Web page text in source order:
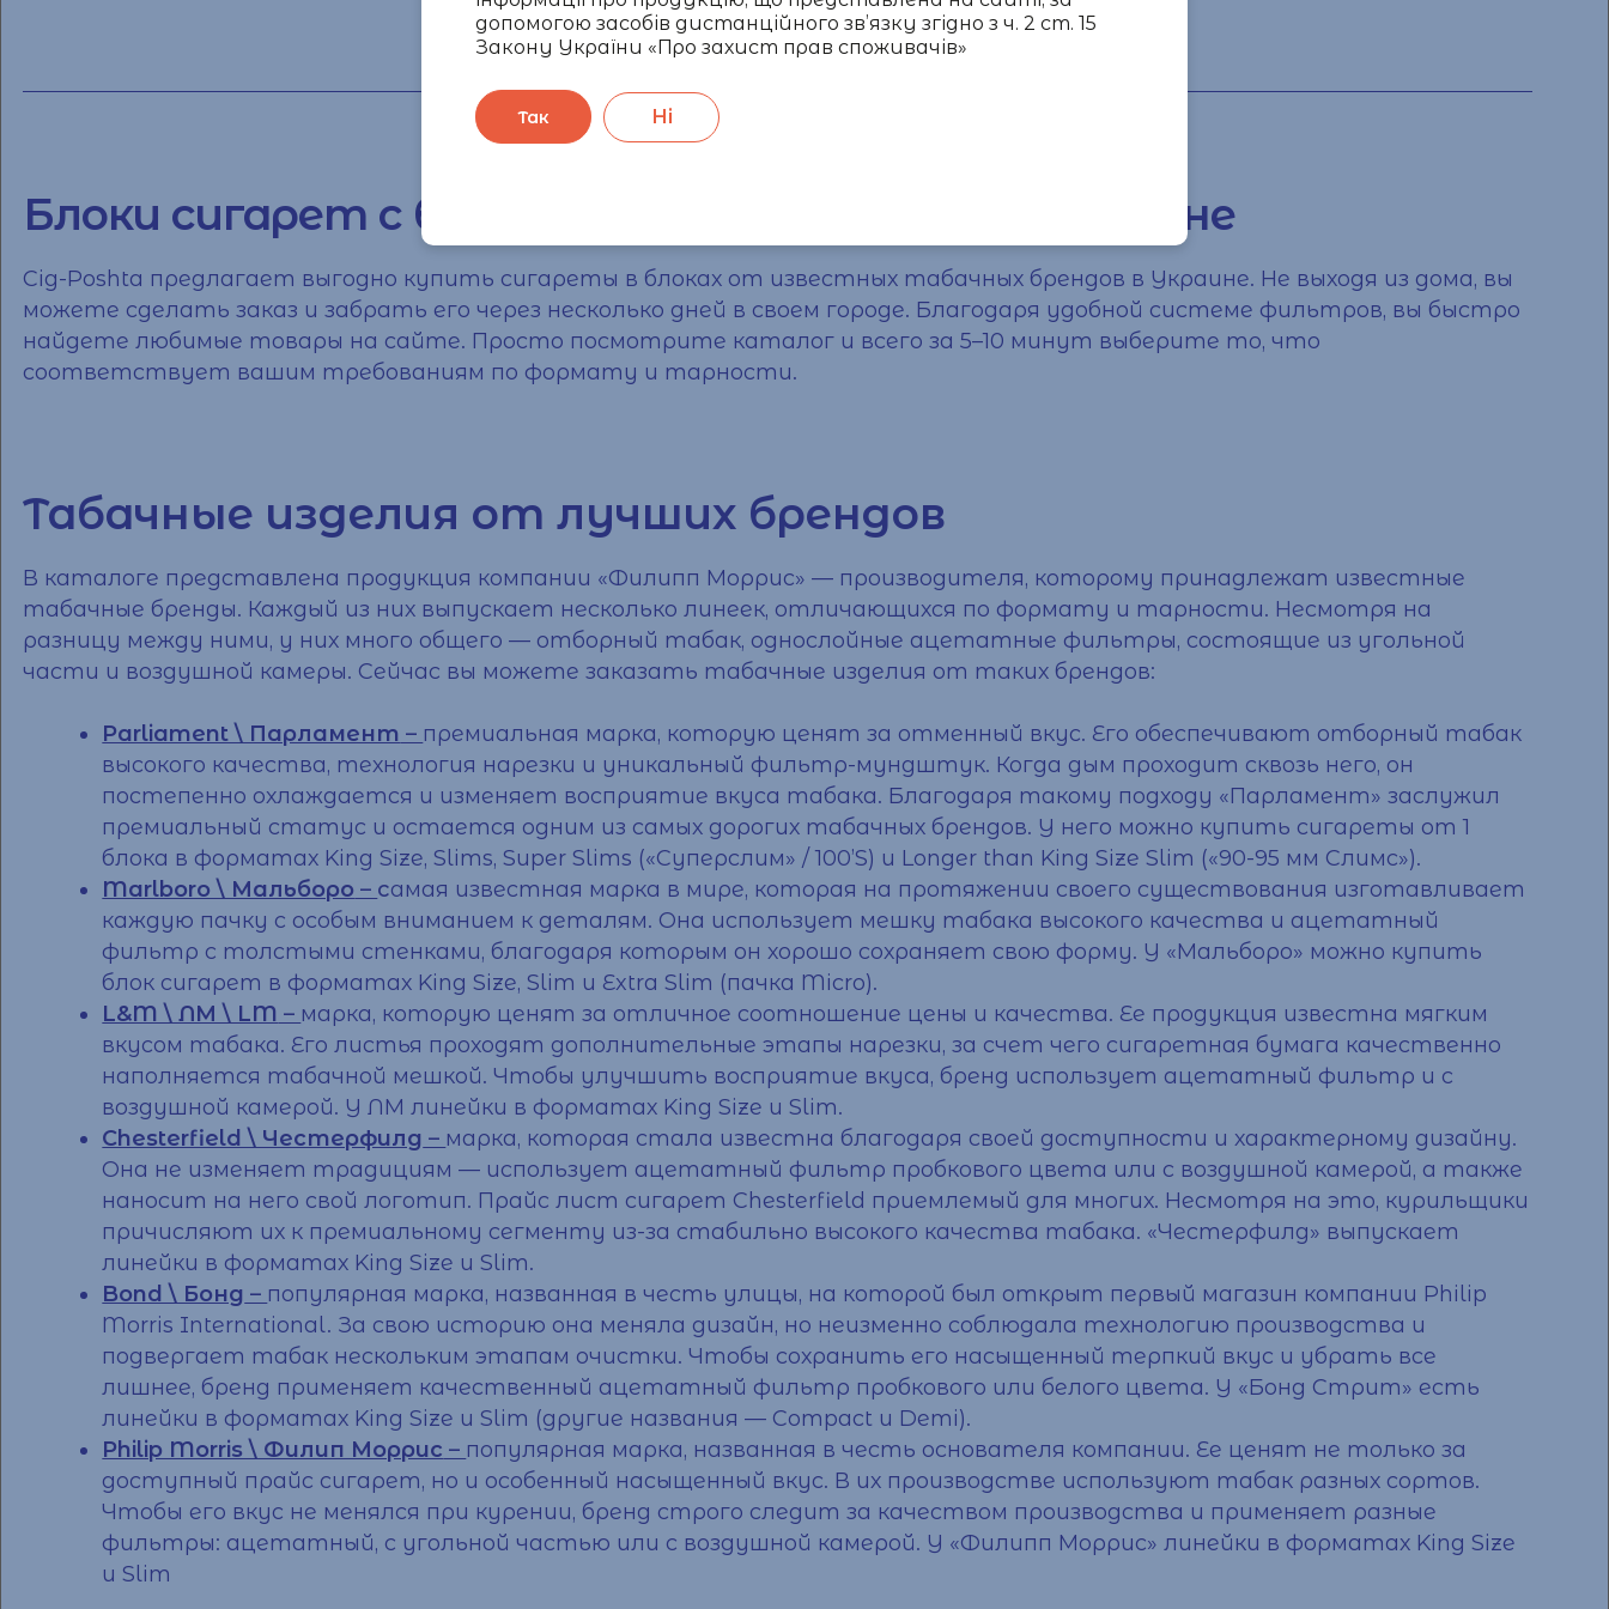
допомогою засобів дистанційного зв’язку згідно з ч. 2 ст. 15
Закону України «Про захист прав споживачів»
Так Ні
Блоки сигарет с бесплатной доставкой по Украине
Cig-Poshta предлагает выгодно купить сигареты в блоках от известных табачных брендов в Украине. Не выходя из дома, вы
можете сделатьзаказ и забрать его через несколько дней в своем городе. Благодаря удобной системе фильтров, вы быстро
найдете любимые товары на сайте. Просто посмотрите каталог и всего за 5–10 минут выберите то, что
соответствует вашим требованиям по формату и тарности.
Табачные изделия от лучших брендов
В каталоге представлена продукция компании «Филипп Моррис» — производителя, которому принадлежат известные
табачные бренды. Каждый из них выпускает несколько линеек, отличающихся по формату и тарности. Несмотря на
разницу между ними, у них много общего — отборный табак, однослойные ацетатные фильтры, состоящие из угольной
части и воздушной камеры. Сейчас вы можетезаказать табачные изделия от таких брендов:
Parliament \ Парламент – премиальная марка, которую ценят за отменный вкус. Его обеспечивают отборный табак
высокого качества, технология нарезки и уникальный фильтр-мундштук. Когда дым проходит сквозь него, он
постепенно охлаждается и изменяет восприятие вкуса табака. Благодаря такому подходу «Парламент» заслужил
премиальный статус и остается одним из самых дорогих табачных брендов. У него можно купить сигареты от 1
блока в форматах King Size, Slims, Super Slims («Суперслим» / 100’S) и Longer than King Size Slim («90-95 мм Слимс»).
Marlboro \ Мальборо – самая известная марка в мире, которая на протяжении своего существования изготавливает
каждую пачку с особым вниманием к деталям. Она использует мешку табака высокого качества и ацетатный
фильтр с толстыми стенками, благодаря которым он хорошо сохраняет свою форму. У «Мальборо» можно купить
блок сигарет в форматах King Size, Slim и Extra Slim (пачка Micro).
L&M \ ЛМ \ LM – марка, которую ценят за отличное соотношение цены и качества. Ее продукция известна мягким
вкусом табака. Его листья проходят дополнительные этапы нарезки, за счет чего сигаретная бумага качественно
наполняется табачной мешкой. Чтобы улучшить восприятие вкуса, бренд использует ацетатный фильтр и с
воздушной камерой. У ЛМ линейки в форматах King Size и Slim.
Chesterfield \ Честерфилд – марка, которая стала известна благодаря своей доступности и характерному дизайну.
Она не изменяет традициям — использует ацетатный фильтр пробкового цвета или с воздушной камерой, а также
наносит на него свой логотип. Прайс лист сигарет Chesterfield приемлемый для многих. Несмотря на это, курильщики
причисляют их к премиальному сегменту из-за стабильно высокого качества табака. «Честерфилд» выпускает
линейки в форматах King Size и Slim.
Bond \ Бонд – популярная марка, названная в честь улицы, на которой был открыт первый магазин компании Philip
Morris International. За свою историю она меняла дизайн, но неизменно соблюдала технологию производства и
подвергает табак нескольким этапам очистки. Чтобы сохранить его насыщенный терпкий вкус и убрать все
лишнее, бренд применяет качественный ацетатный фильтр пробкового или белого цвета. У «Бонд Стрит» есть
линейки в форматах King Size и Slim (другие названия — Compact и Demi).
Philip Morris \ Филип Моррис – популярная марка, названная в честь основателя компании. Ее ценят не только за
доступный прайс сигарет, но и особенный насыщенный вкус. В их производстве используют табак разных сортов.
Чтобы его вкус не менялся при курении, бренд строго следит за качеством производства и применяет разные
фильтры: ацетатный, с угольной частью или с воздушной камерой. У «Филипп Моррис» линейки в форматах King Size
и Slim